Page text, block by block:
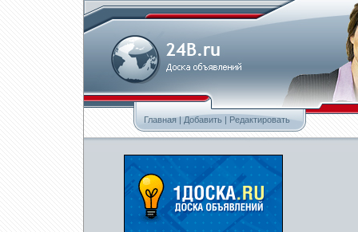
Главная|Добавить | Редактировать